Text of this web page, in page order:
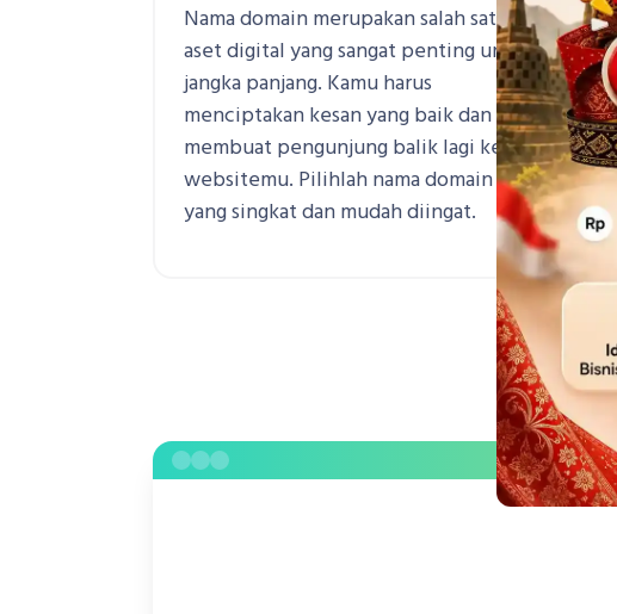
Nama domain merupakan salah satu
aset digital yang sangat penting untuk
jangka panjang. Kamu harus
menciptakan kesan yang baik dan
membuat pengunjung balik lagi ke
websitemu. Pilihlah nama domain
yang singkat dan mudah diingat.